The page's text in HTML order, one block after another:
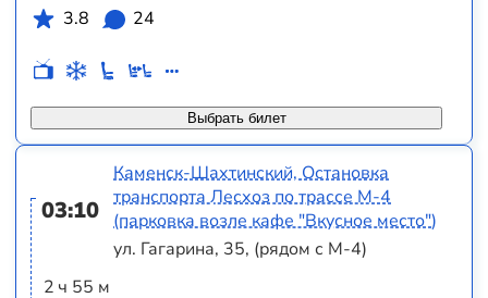
Выбрать билет
3.8 24
03:10
2 ч 55 м
Каменск-Шахтинский, Остановка
транспорта Лесхоз по трассе М-4
(парковка возле кафе "Вкусное место")
ул. Гагарина, 35, (рядом с М-4)